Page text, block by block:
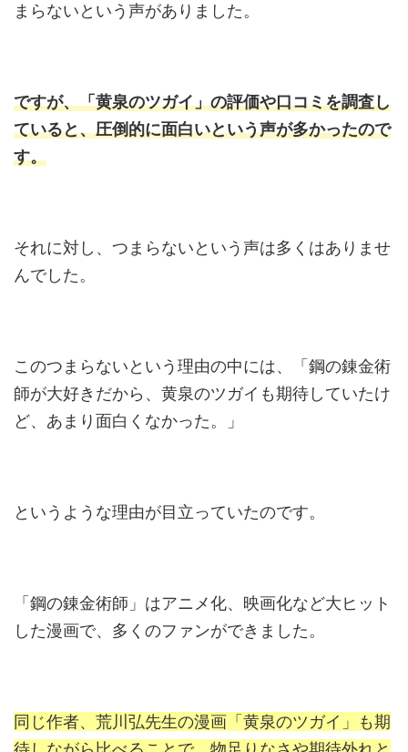
まらないという声がありました。
ですが、「黄泉のツガイ」の評価や口コミを調査し
ていると、圧倒的に面白いという声が多かったので
す。
それに対し、つまらないという声は多くはありませ
んでした。
このつまらないという理由の中には、
「鋼の錬金術
師が大好きだから、黄泉のツガイも期待していたけ
ど、あまり面白くなかった。」
というような理由が目立っていたのです。
「鋼の錬金術師」はアニメ化、映画化など大ヒット
した漫画で、多くのファンができました。
同じ作者、荒川弘先生の漫画「黄泉のツガイ」も期